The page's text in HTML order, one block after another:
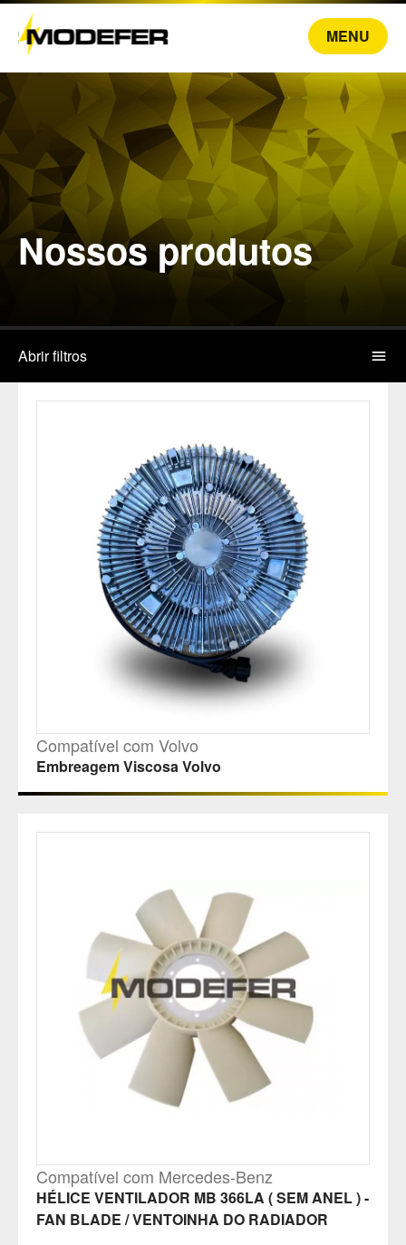
MENU
Nossos produtos
Abrir filtros menu
Compatível com Volvo
Embreagem Viscosa Volvo
Compatível com Mercedes-Benz
HÉLICE VENTILADOR MB 366LA ( SEM ANEL ) -
FAN BLADE / VENTOINHA DO RADIADOR